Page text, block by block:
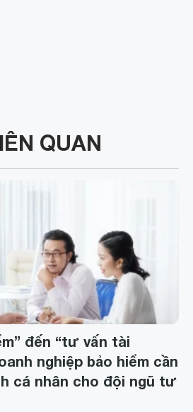
QUAN
đến “tư vấn tài
nghiệp bảo hiểm cần
cá nhân cho đội ngũ tư